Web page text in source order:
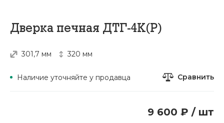
Дверка печная ДТГ-4К(Р)
301,7 мм 320 мм
Наличие уточняйте у продавца Сравнить
9 600 ₽ / шт